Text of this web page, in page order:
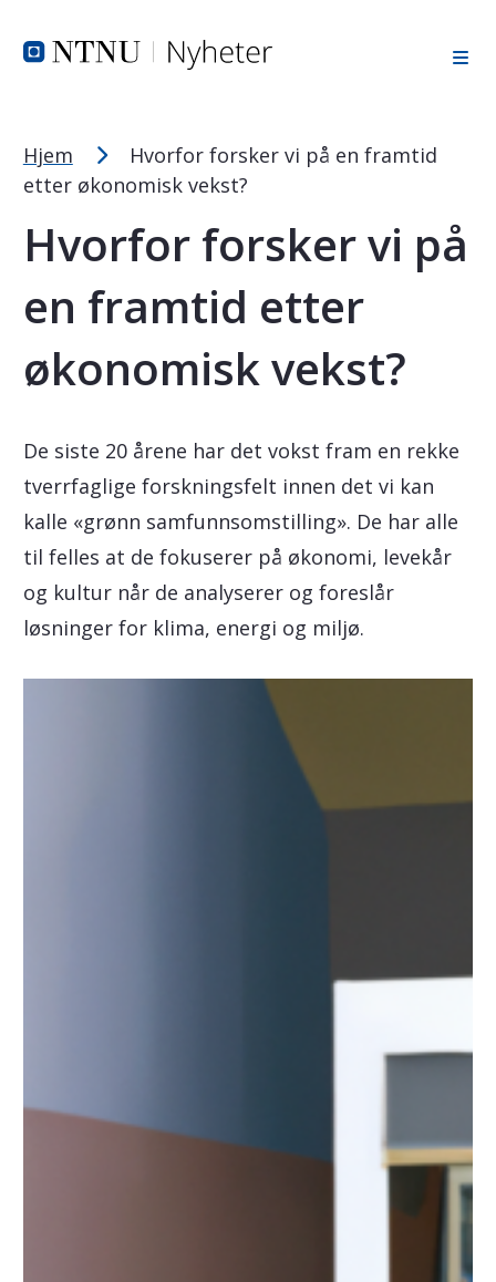
PC: Press ned CTRL og klikk på + (pluss) for å forstørre
Hjem
Hvorfor forsker vi på en framtid
etter økonomisk vekst?
Hvorfor forsker vi på
en framtid etter
økonomisk vekst?
De siste 20 årene har det vokst fram en rekke
tverrfaglige forskningsfelt innen det vi kan
kalle «grønn samfunnsomstilling». De har alle
til felles at de fokuserer på økonomi, levekår
og kultur når de analyserer og foreslår
løsninger for klima, energi og miljø.